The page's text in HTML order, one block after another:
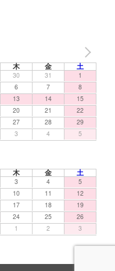
木 金 土
30 31
1
6 7
8
13 14
15
20 21
22
27 28
29
3 4 5
木 金 土
3 4
5
10 11
12
17 18
19
24 25
26
1 2 3